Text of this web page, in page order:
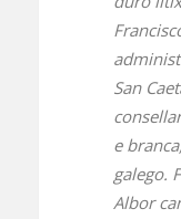
San
e
galego.
Albor